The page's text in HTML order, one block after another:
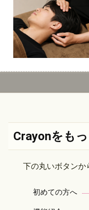
Crayonをも
下の丸いボタンか
初めての方へ